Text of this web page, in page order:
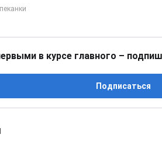
в курсе главного –
Подписаться